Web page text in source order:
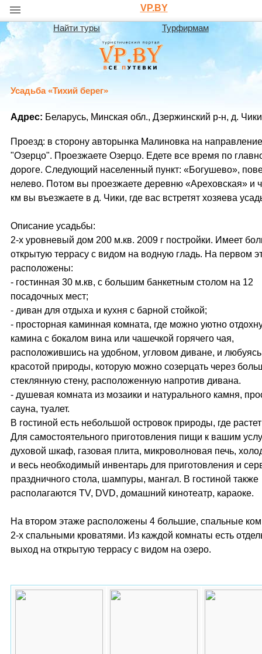
VP.BY
Найти туры Турфирмам
Усадьба «Тихий берег»
Адрес: Беларусь, Минская обл., Дзержинский р-н, д. Чики
Проезд: в сторону авторынка Малиновка на направление
"Озерцо". Проезжаете Озерцо. Едете все время по
дороге. Следующий населенный пункт: «Богушево»,
нелево. Потом вы проезжаете деревню «Ареховская» и
км вы въезжаете в д. Чики, где вас встретят хозяева
Описание усадьбы:
2-х уровневый дом 200 м.кв. 2009 г постройки. Имеет
открытую террасу с видом на водную гладь. На первом
расположены:
- гостинная 30 м.кв, с большим банкетным столом на 12
посадочных мест;
- диван для отдыха и кухня с барной стойкой;
- просторная каминная комната, где можно уютно
камина с бокалом вина или чашечкой горячего чая,
расположившись на удобном, угловом диване, и любуясь
красотой природы, которую можно созерцать через
стеклянную стену, расположенную напротив дивана.
- душевая комната из мозаики и натурального камня,
сауна, туалет.
В гостиной есть небольшой островок природы, где
Для самостоятельного приготовления пищи к вашим
духовой шкаф, газовая плита, микроволновая печь,
и весь необходимый инвентарь для приготовления и
праздничного стола, шампуры, мангал. В гостиной также
располагаются TV, DVD, домашний кинотеатр, караоке.
На втором этаже расположены 4 большие, спальные
2-х спальными кроватями. Из каждой комнаты есть
выход на открытую террасу с видом на озеро.